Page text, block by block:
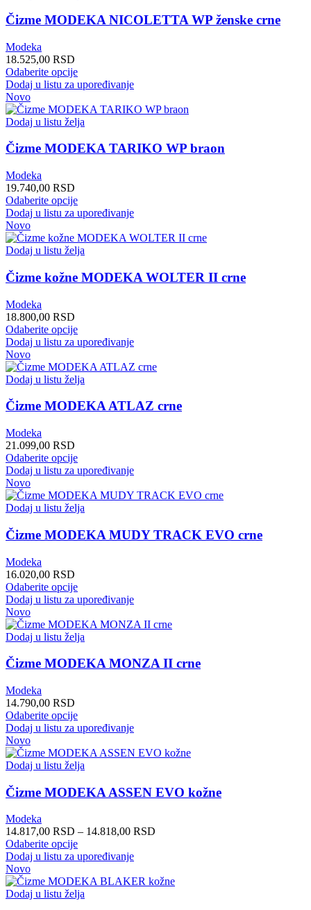
mogu
biti
proizvoda.
Čizme MODEKA NICOLETTA WP ženske crne
Modeka
18.525,00 RSD
Odaberite opcijeOvaj
proizvod
više
varijanti.
mogu
proizvoda.
Dodaj u listu za upoređivanje
Novo
Dodaj u listu želja
Čizme MODEKA TARIKO WP braon
Modeka
19.740,00 RSD
Odaberite opcijeOvaj
proizvod
više
varijanti.
mogu
biti
proizvoda.
Dodaj u listu za upoređivanje
Novo
Dodaj u listu želja
Čizme kožne MODEKA WOLTER II crne
Modeka
18.800,00 RSD
Odaberite opcijeOvaj
proizvod
više
varijanti.
mogu
proizvoda.
Dodaj u listu za upoređivanje
Novo
Dodaj u listu želja
Čizme MODEKA ATLAZ crne
Modeka
21.099,00 RSD
Odaberite opcijeOvaj
proizvod
više
varijanti.
mogu
biti
proizvoda.
Dodaj u listu za upoređivanje
Novo
Dodaj u listu želja
Čizme MODEKA MUDY TRACK EVO crne
Modeka
16.020,00 RSD
Odaberite opcijeOvaj
proizvod
više
varijanti.
mogu
proizvoda.
Dodaj u listu za upoređivanje
Novo
Dodaj u listu želja
Čizme MODEKA MONZA II crne
Modeka
14.790,00 RSD
Odaberite opcijeOvaj
proizvod
više
varijanti.
mogu
biti
na
proizvoda.
Dodaj u listu za upoređivanje
Novo
Dodaj u listu želja
Čizme MODEKA ASSEN EVO kožne
Modeka
14.817,00 RSD – 14.818,00 RSD
до
Odaberite opcijeOvaj
proizvod
više
varijanti.
Dodaj u listu za upoređivanje
Novo
Dodaj u listu želja